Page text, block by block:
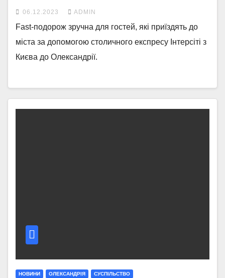
06.12.2023 ADMIN
Fast-подорож зручна для гостей, які приїздять до
міста за допомогою столичного експресу Інтерсіті з
Києва до Олександрії.
НОВИНИ ОЛЕКСАНДРІЯ СУСПІЛЬСТВО